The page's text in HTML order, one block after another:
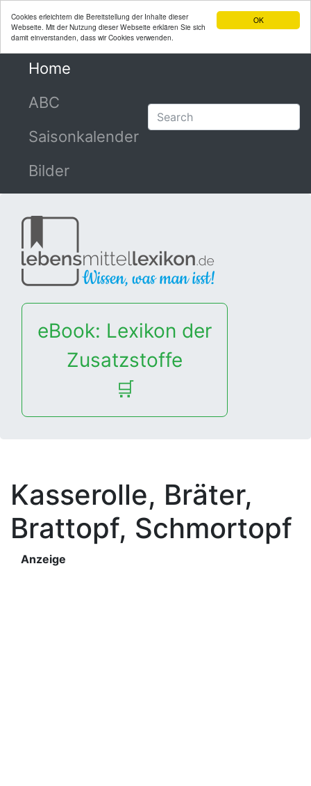
OK
Cookies erleichtern die Bereitstellung der Inhalte dieser
Webseite. Mit der Nutzung dieser Webseite erklären Sie sich
damit einverstanden, dass wir Cookies verwenden.
Home
ABC
Saisonkalender
Bilder
eBook: Lexikon der
Zusatzstoffe
🛒
Kasserolle, Bräter,
Brattopf, Schmortopf
Anzeige